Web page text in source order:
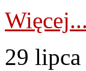
Więcej...
29